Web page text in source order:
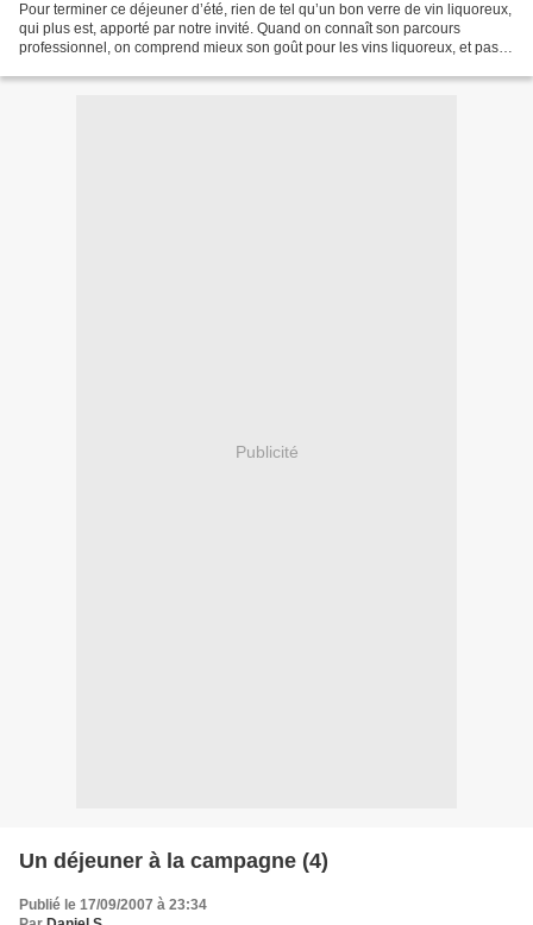
Pour terminer ce déjeuner d’été, rien de tel qu’un bon verre de vin liquoreux,
qui plus est, apporté par notre invité. Quand on connaît son parcours
professionnel, on comprend mieux son goût pour les vins liquoreux, et pas
Publicité
Un déjeuner à la campagne (4)
Publié le 17/09/2007 à 23:34